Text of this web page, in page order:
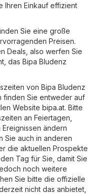
Ihren Einkauf effizient
Sie eine große
Preisen.
Deals, also werfen Sie
das Bipa Bludenz
von Bipa Bludenz
finden Sie entweder auf
Website bipa.at. Bitte
an Feiertagen,
ändern
Sie auch in anderen
die aktuellen Prospekte
Tag für Sie, damit Sie
noch weitere
Sie bitte die offizielle
nicht das anbietet,